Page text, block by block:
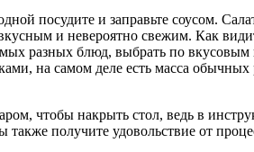
посудите и заправьте соусом.
и невероятно свежим. Как
разных блюд, выбрать по
на самом деле есть масса
чтобы накрыть стол, ведь в
также получите удовольствие от